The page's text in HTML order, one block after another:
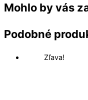
Mohlo by vás
Podobné
Zľava!